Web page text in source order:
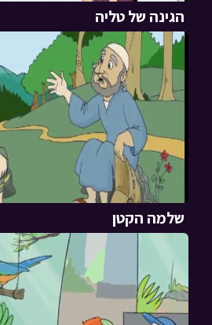
הגינה של טליה
שלמה הקטן